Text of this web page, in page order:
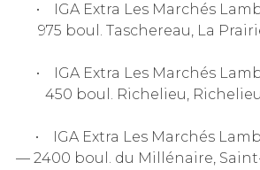
• IGA Extra Les Marchés
975 boul. Taschereau, La
• IGA Extra Les Marchés
450 boul. Richelieu,
• IGA Extra Les Marchés
— 2400 boul. du Millénaire,